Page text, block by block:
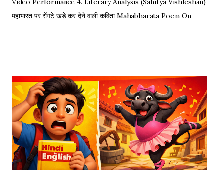
Video Performance 4. Literary Analysis (Sahitya Vishleshan)
महाभारत पर रोंगटे खड़े कर देने वाली कविता Mahabharata Poem On
Explore our Best Hindi Poetry Collection for more Veer
Ras Kavitayein. तलवार, धनुष और पैदल सैनिक कुरुक्षेत्र में खड़े हुए, रक्त
पिपासु महारथी इक दूजे सम्मुख अड़े हुए | कई लाख सेना के सम्मुख पांडव पाँच बिचारे
थे, एक तरफ थे योद्धा सब, एक तरफ समय के मारे थे | महा-समर की प्रतिक्षा में सारे
ताक रहे थे जी, और पार्थ के रथ को केशव स्वयं हाँक रहे थे जी || रणभूमि के सभी
नजारे देखन में कुछ खास लगे, माधव ने अर्जुन को देखा, अर्जुन उन्हें उदास लगे | ...